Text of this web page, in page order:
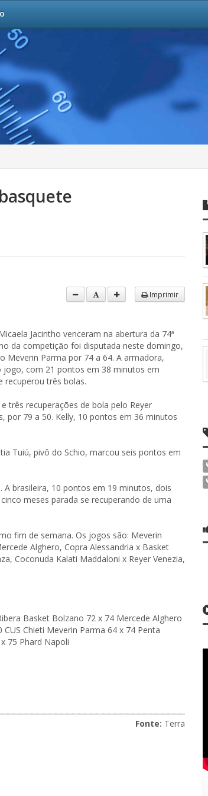
Imprimir
Jacintho venceram na abertura da 74ª
da competição foi disputada neste domingo,
Meverin Parma por 74 a 64. A armadora,
jogo, com 21 pontos em 38 minutos em
recuperou três bolas.
três recuperações de bola pelo Reyer
por 79 a 50. Kelly, 10 pontos em 36 minutos
Tuiú, pivô do Schio, marcou seis pontos em
A brasileira, 10 pontos em 19 minutos, dois
meses parada se recuperando de uma
fim de semana. Os jogos são: Meverin
Alghero, Copra Alessandria x Basket
Coconuda Kalati Maddaloni x Reyer Venezia,
Basket Bolzano 72 x 74 Mercede Alghero
Chieti Meverin Parma 64 x 74 Penta
75 Phard Napoli
Fonte: Terra